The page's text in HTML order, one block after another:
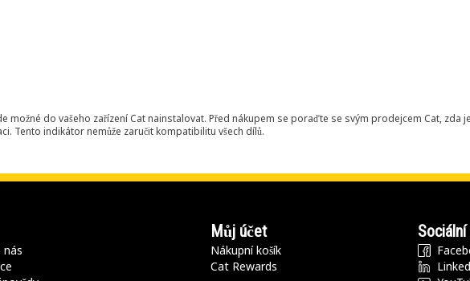
možné do vašeho zařízení Cat nainstalovat. Před nákupem se poraďte se svým prodejcem Cat, zda
Tento indikátor nemůže zaručit kompatibilitu všech dílů.
Můj účet
Nákupní košík
Cat Rewards